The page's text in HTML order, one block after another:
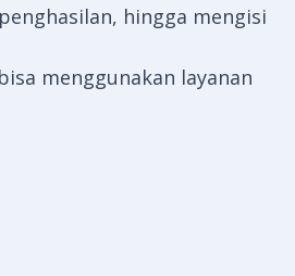
hingga mengisi
menggunakan layanan